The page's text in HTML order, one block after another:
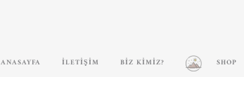
ANASAYFA İLETIŞIM BIZ KIMIZ? SHOP